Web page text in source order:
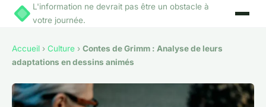
L'information ne devrait pas être un obstacle à
votre journée.
Accueil › Culture › Contes de Grimm : Analyse de leurs
adaptations en dessins animés